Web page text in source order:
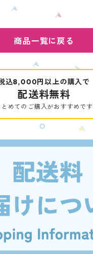
商品一覧に戻る
込8,000円以上の購入で
配送料無料
とめてのご購入がおすすめです